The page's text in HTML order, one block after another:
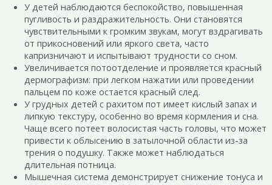
У детей наблюдаются беспокойство, повышенная
пугливость и раздражительность. Они становятся
чувствительными к громким звукам, могут вздрагивать
от прикосновений или яркого света, часто
капризничают и испытывают трудности со сном.
Увеличивается потоотделение и проявляется красный
дермографизм: при легком нажатии или проведении
пальцем по коже остается красный след.
У грудных детей с рахитом пот имеет кислый запах и
липкую текстуру, особенно во время кормления и сна.
Чаще всего потеет волосистая часть головы, что может
привести к облысению в затылочной области из-за
трения о подушку. Также может наблюдаться
длительная потница.
Мышечная система демонстрирует снижение тонуса и